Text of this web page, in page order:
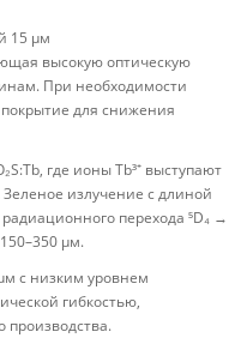
15 μм
высокую оптическую
При необходимости
для снижения
где ионы Tb³⁺ выступают
излучение с длиной
перехода ⁵D₄ →
μм.
с низким уровнем
гибкостью,
производства.